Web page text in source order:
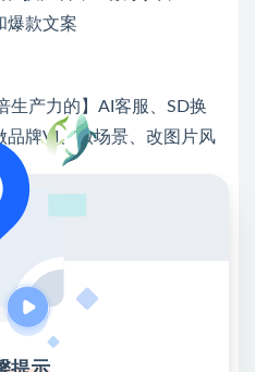
爆款文案
生产力的】AI客服、SD换
品牌VI、做场景、改图片风
..…
领取教程💖
个点